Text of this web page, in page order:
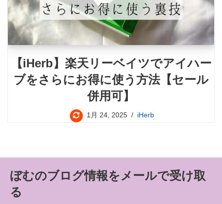
【iHerb】楽天リーベイツでアイハー
ブをさらにお得に使う方法【セール
併用可】
1月 24, 2025 iHerb
ぼむのブログ情報をメールで受け取
る